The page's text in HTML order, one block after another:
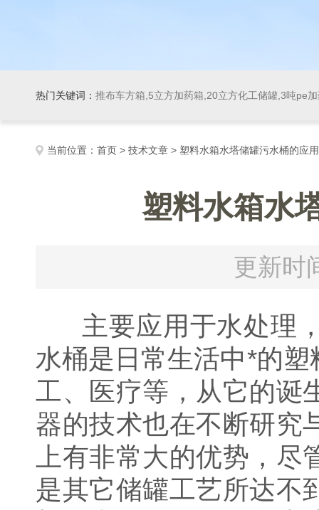
热门关键词： 推布车方箱,5立方加药箱,20立方化工储罐,3吨pe
当前位置： 首页 > 技术文章 > 塑料水箱水塔储罐污水桶的应
塑料水箱水
更新时
主要应用于水处理，
水桶是日常生活中*的
工、医疗等，从它的诞
器的技术也在不断研究
上有非常大的优势，
是其它储罐工艺所达不